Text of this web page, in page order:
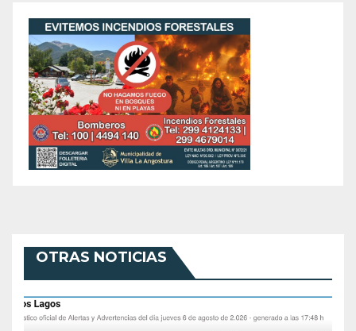
OTRAS NOTICIAS